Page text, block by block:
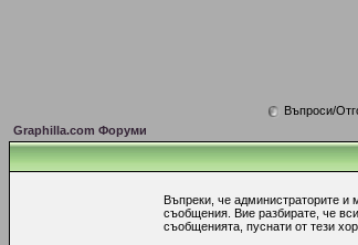
Въпроси/
Graphilla.com Форуми
Въпреки, че администраторите
съобщения. Вие разбирате, че
съобщенията, пуснати от тези